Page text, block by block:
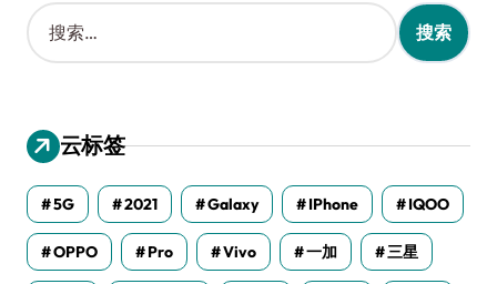
搜
索
：
云标签
5G 2021 Galaxy IPhone IQOO
OPPO Pro Vivo 一加 三星